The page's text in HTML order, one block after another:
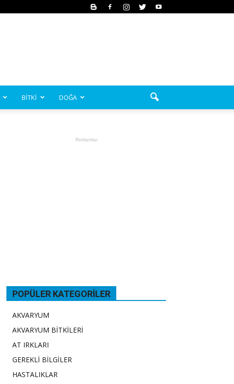
BİTKİ DOĞA
Reklamlar
POPÜLER KATEGORILER
AKVARYUM
AKVARYUM BİTKİLERİ
AT IRKLARI
GEREKLİ BİLGİLER
HASTALIKLAR